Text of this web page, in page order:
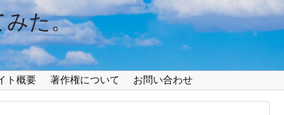
みた。
ト概要 著作権について お問い合わせ